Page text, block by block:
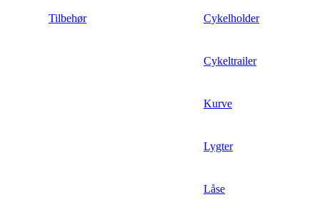
Tilbehør Cykelholder
Cykeltrailer
Kurve
Lygter
Låse